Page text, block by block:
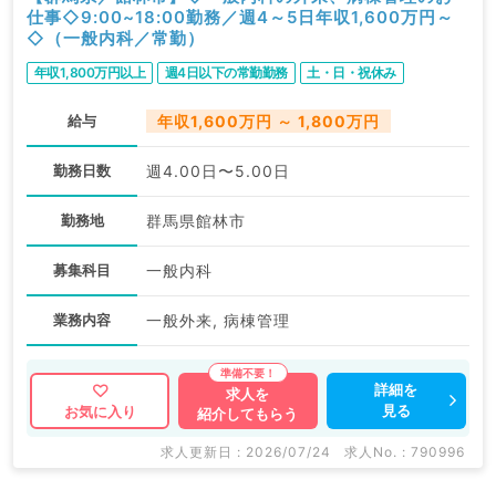
仕事◇9:00~18:00勤務／週4～5日年収1,600万円～
◇（一般内科／常勤）
年収1,800万円以上 週4日以下の常勤勤務 土・日・祝休み
給与 年収1,600万円 ～ 1,800万円
勤務日数 週4.00日〜5.00日
勤務地 群馬県館林市
募集科目 一般内科
業務内容 一般外来, 病棟管理
お気に入り
求人を
紹介してもらう
詳細を
見る
求人更新日 : 2026/07/24 求人No. : 790996